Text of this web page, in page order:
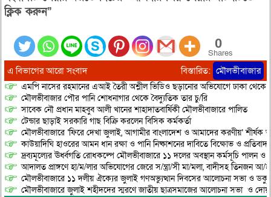
ক্লিক করুন”
0
Shares
এ বিভাগের আরো সংবাদ বিস্তারিত: মৌলভীবাজার
এমপি নাসের রহমানের এআই তৈরী অশ্লীল ভিডিও ছড়ানোর অভিযোগে ঢাকা থেকে
মৌলভীবাজার পৌর পানি শোধনাগার থেকে বৈদ্যুতিক তার চু/রি
সাবেক নৌ প্রধান মাহবুব আলী খানের শাহাদাতবার্ষিকী মৌলভীবাজারে পালিত
টেন্ডার ছাড়াই সরকারি গাছ বিক্রি করলেন বিসিক কর্মকর্তা
মৌলভীবাজারে ‘ফিরে দেখা জুলাই, আগামীর বাংলাদেশ ও আমাদের করণীয়’ শীর্ষক
কাউয়াদিঘি হাওরের আমন ধান রক্ষা ও পানি নিষ্কাশনের দাবিতে বিক্ষোভ ও
দ্রব্যমূল্যের ঊর্ধ্বগতি রোধকল্পে মৌলভীবাজারে ১১ দলের অবস্থান কর্মসূচি পালন ও
আদালত প্রাঙ্গণে হা/ম/লার অভিযোগের জেরে স/ন্ত্রা/সী মা/মলা, বাদীসহ তিনজন আ/
মৌলভীবাজারে ১১ দলীয় ঐক্যের জুলাই গণঅভ্যুত্থান দিবসের আলোচনা সভা ও
মৌলভীবাজারে জুলাই শহীদদের স্মরণে জাতীয় ছাত্রসমাজের আলোচনা সভা ও